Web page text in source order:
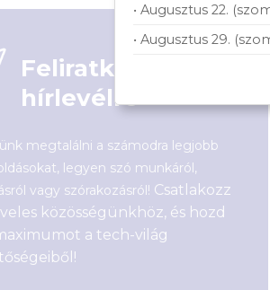
Feliratkozás
hírlevélre
megtalálni a számodra legjobb
legyen szó munkáról,
vagy szórakozásról! Csatlakozz
közösségünkhöz, és hozd
a tech-világ
• Augusztus 22.
• Augusztus 29.